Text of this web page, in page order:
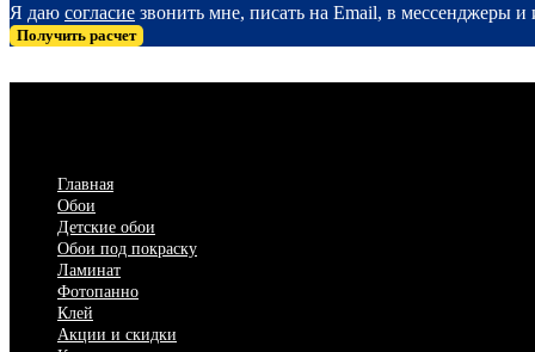
Я даю согласие звонить мне, писать на Email, в мессенджеры
Получить расчет
Главная
Обои
Детские обои
Обои под покраску
Ламинат
Фотопанно
Клей
Акции и скидки